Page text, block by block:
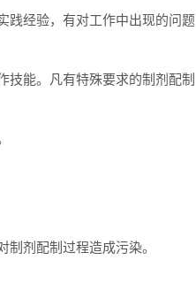
经验，有对工作中出现的问题
能。凡有特殊要求的制剂配制
剂配制过程造成污染。